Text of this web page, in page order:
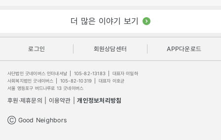
더 많은 이야기 보기
로그인 회원상담센터 APP다운로드
사단법인 굿네이버스 인터내셔날 105-82-13183
대표자 이일하
사회복지법인 굿네이버스
105-82-10319
대표자 이호균
서울 영등포구 버드나루로 13 굿네이버스
후원·제휴문의 이용약관 개인정보처리방침
Ⓒ Good Neighbors